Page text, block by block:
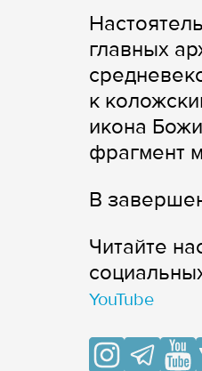
главных
к
икона
фрагмент
В
Читайте
YouTube